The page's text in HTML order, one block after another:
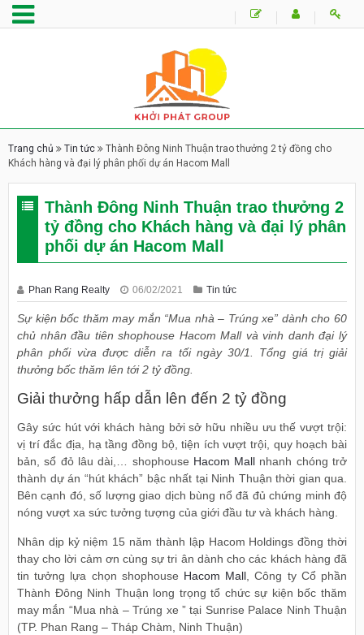
Trang chủ Tin tức
Thành Đông Ninh Thuận trao thưởng 2 tỷ đồng cho
Khách hàng và đại lý phân phối dự án Hacom Mall
Thành Đông Ninh Thuận trao thưởng 2
tỷ đồng cho Khách hàng và đại lý phân
phối dự án Hacom Mall
Phan Rang Realty 06/02/2021 Tin tức
Sự kiện bốc thăm may mắn “Mua nhà – Trúng xe” dành cho 60
chủ nhân đầu tiên shophouse Hacom Mall và vinh danh đại lý
phân phối vừa được diễn ra tối ngày 30/1. Tổng giá trị giải
thưởng bốc thăm lên tới 2 tỷ đồng.
Giải thưởng hấp dẫn lên đến 2 tỷ đồng
Gây sức hút với khách hàng bởi sở hữu nhiều ưu thế vượt trội:
vị trí đắc địa, hạ tầng đồng bộ, tiện ích vượt trội, quy hoạch bài
bản, sổ đỏ lâu dài,… shophouse Hacom Mall nhanh chóng trở
thành dự án “hút khách” bậc nhất tại Ninh Thuận thời gian qua.
Bên cạnh đó, số lượng giao dịch bùng nổ đã đủ chứng minh độ
nóng vượt xa sức tưởng tượng của giới đầu tư và khách hàng.
Nhân dịp kỷ niệm 15 năm thành lập Hacom Holdings đồng thời
thay cho lời cảm ơn cùng sự tri ân dành cho các khách hàng đã
tin tưởng lựa chọn shophouse Hacom Mall , Công ty Cổ phần
Thành Đông Ninh Thuận long trọng tổ chức sự kiện bốc thăm
may mắn “Mua nhà – Trúng xe ” tại Sunrise Palace Ninh Thuận
(TP. Phan Rang – Tháp Chàm, Ninh Thuận)